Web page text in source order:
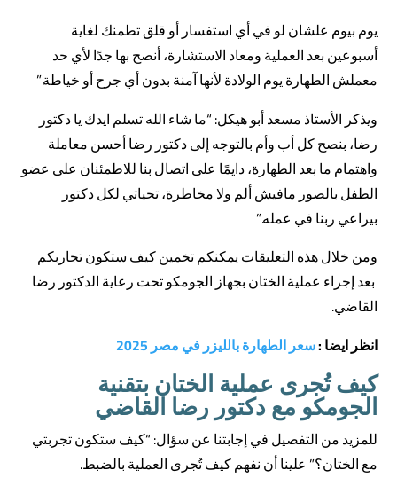
يوم بيوم علشان لو في أي استفسار أو قلق تطمنك لغاية
أسبوعين بعد العملية ومعاد الاستشارة، أنصح بها جدًا لأي حد
معملش الطهارة يوم الولادة لأنها آمنة بدون أي جرح أو خياطة.”
ويذكر الأستاذ مسعد أبو هيكل: “ما شاء الله تسلم ايدك يا دكتور
رضا، بنصح كل أب وأم بالتوجه إلى دكتور رضا أحسن معاملة
واهتمام ما بعد الطهارة، دايمًا على اتصال بنا للاطمئنان على عضو
الطفل بالصور مافيش ألم ولا مخاطرة، تحياتي لكل دكتور
بيراعي ربنا في عمله.”
ومن خلال هذه التعليقات يمكنكم تخمين كيف ستكون تجاربكم
بعد إجراء عملية الختان بجهاز الجومكو تحت رعاية الدكتور رضا
القاضي.
انظر ايضا :سعر الطهارة بالليزر في مصر 2025
كيف تُجرى عملية الختان بتقنية
الجومكو مع دكتور رضا القاضي
للمزيد من التفصيل في إجابتنا عن سؤال: “كيف ستكون تجربتي
مع الختان؟” علينا أن نفهم كيف تُجرى العملية بالضبط.